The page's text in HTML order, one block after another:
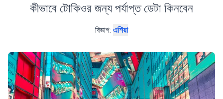
কীভাবে টোকিওর জন্য পর্যাপ্ত ডেটা কিনবেন
বিভাগ: এশিয়া